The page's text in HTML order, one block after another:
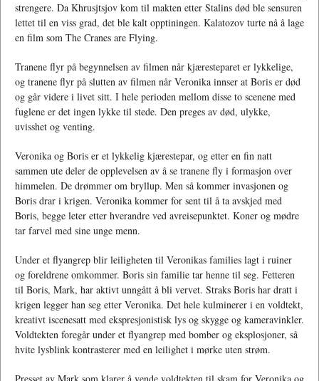
strengere. Da Khrusjtsjov kom til makten etter Stalins død ble sensuren
lettet til en viss grad, det ble kalt opptiningen. Kalatozov turte nå å lage
en film som The Cranes are Flying.
Tranene flyr på begynnelsen av filmen når kjæresteparet er lykkelige,
og tranene flyr på slutten av filmen når Veronika innser at Boris er død
og går videre i livet sitt. I hele perioden mellom disse to scenene med
fuglene er det ingen lykke til stede. Den preges av død, ulykke,
uvisshet og venting.
Veronika og Boris er et lykkelig kjærestepar, og etter en fin natt
sammen ute deler de opplevelsen av å se tranene fly i formasjon over
himmelen. De drømmer om bryllup. Men så kommer invasjonen og
Boris drar i krigen. Veronika kommer for sent til å ta avskjed med
Boris, begge leter etter hverandre ved avreisepunktet. Koner og mødre
tar farvel med sine unge menn.
Under et flyangrep blir leiligheten til Veronikas families lagt i ruiner
og foreldrene omkommer. Boris sin familie tar henne til seg. Fetteren
til Boris, Mark, har aktivt unngått å bli vervet. Straks Boris har dratt i
krigen legger han seg etter Veronika. Det hele kulminerer i en voldtekt,
kreativt iscenesatt med ekspresjonistisk lys og skygge og kameravinkler.
Voldtekten foregår under et flyangrep med bomber og eksplosjoner, så
hvite lysblink kontrasterer med en leilighet i mørke uten strøm.